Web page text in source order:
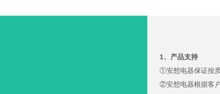
1、产品支持
①安想电器保证按
②安想电器根据客